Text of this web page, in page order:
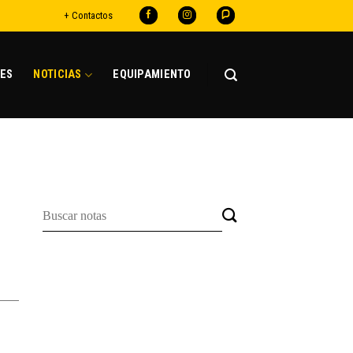
+ Contactos
NOTICIAS EQUIPAMIENTO